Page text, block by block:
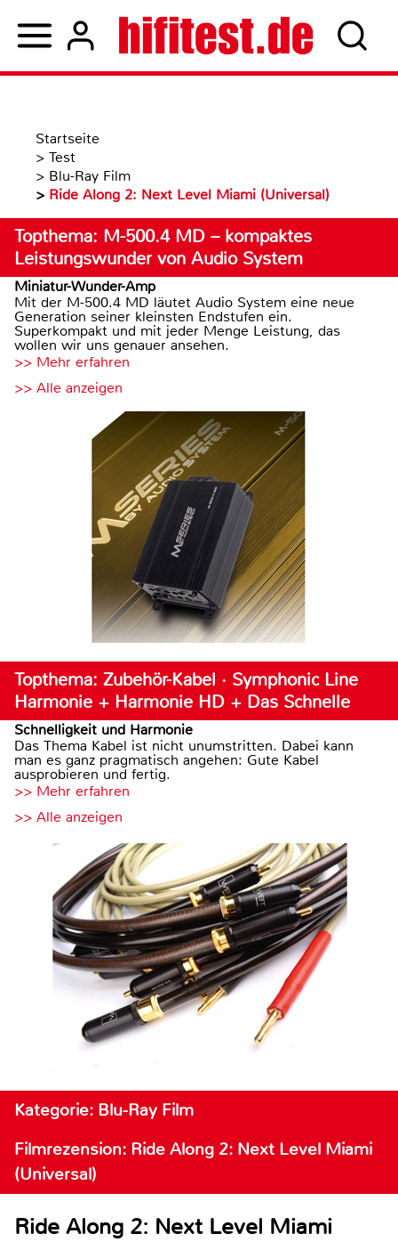
Startseite
> Test
> Blu-Ray Film
> Ride Along 2: Next Level Miami (Universal)
Topthema: M-500.4 MD – kompaktes
Leistungswunder von Audio System
Miniatur-Wunder-Amp
Mit der M-500.4 MD läutet Audio System eine neue
Generation seiner kleinsten Endstufen ein.
Superkompakt und mit jeder Menge Leistung, das
wollen wir uns genauer ansehen.
>> Mehr erfahren
>> Alle anzeigen
Topthema: Zubehör-Kabel · Symphonic Line
Harmonie + Harmonie HD + Das Schnelle
Schnelligkeit und Harmonie
Das Thema Kabel ist nicht unumstritten. Dabei kann
man es ganz pragmatisch angehen: Gute Kabel
ausprobieren und fertig.
>> Mehr erfahren
>> Alle anzeigen
Kategorie: Blu-Ray Film
Filmrezension: Ride Along 2: Next Level Miami
(Universal)
Ride Along 2: Next Level Miami